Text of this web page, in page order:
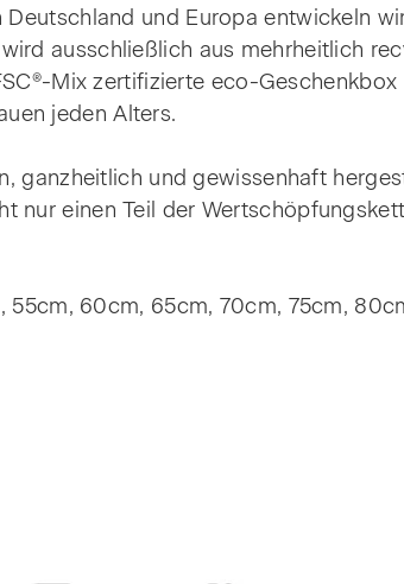
und Europa entwickeln
ausschließlich aus mehrheitlich
Mix zertifizierte eco-Geschenkbox
jeden Alters.
ganzheitlich und gewissenhaft
nur einen Teil der
55cm, 60cm, 65cm, 70cm, 75cm,